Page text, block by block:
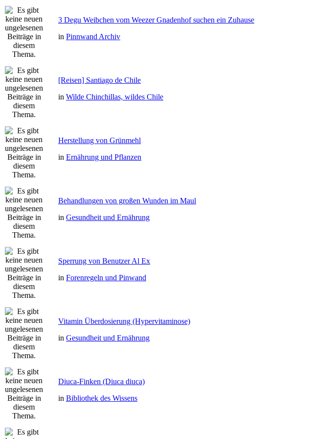
3 Degu Weibchen vom Weezer Gnadenhof suchen ein Zuhause
in Pinnwand Archiv
[Reisen] Santiago de Chile
in Wilde Chinchillas, wildes Chile
Herstellung von Grünmehl
in Ernährung und Pflanzen
Behandlungen von großen Wunden im Maul
in Gesundheit und Ernährung
Sperrung von Benutzer Al Ex
in Forenregeln und Pinwand
Vitamin Überdosierung (Hypervitaminose)
in Gesundheit und Ernährung
Diuca-Finken (Diuca diuca)
in Bibliothek des Wissens